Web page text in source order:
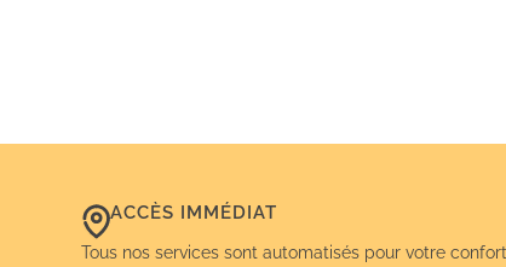
ACCÈS IMMÉDIAT
Tous nos services sont automatisés pour votre